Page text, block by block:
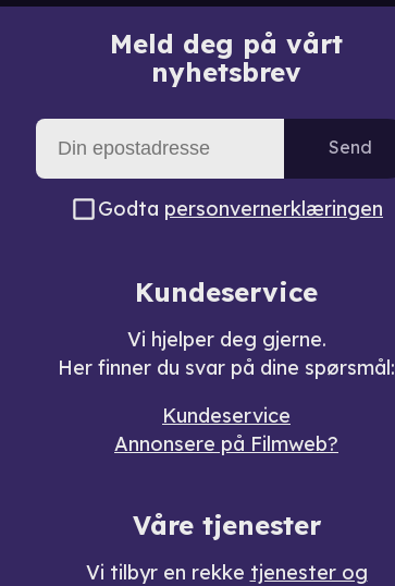
Meld deg på vårt
nyhetsbrev
Send
Godta personvernerklæringen
Kundeservice
Vi hjelper deg gjerne.
Her finner du svar på dine spørsmål:
Kundeservice
Annonsere på Filmweb?
Våre tjenester
Vi tilbyr en rekke tjenester og